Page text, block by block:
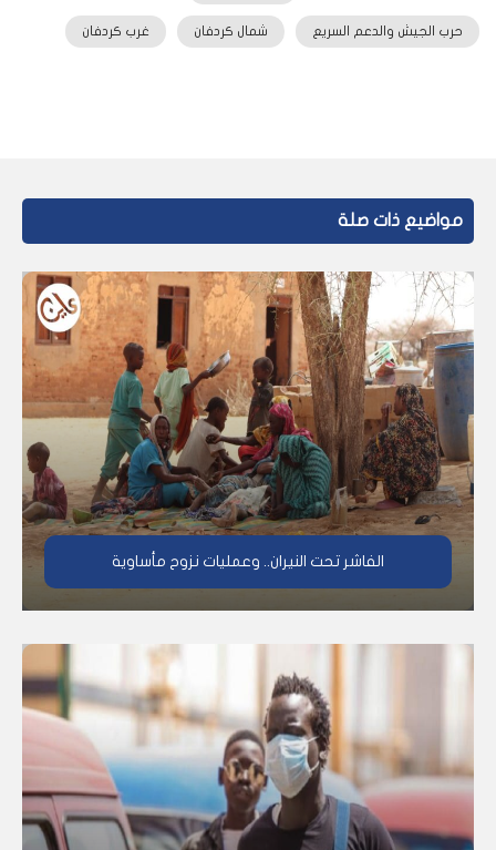
حرب الجيش والدعم السريع شمال كردفان غرب كردفان
مواضيع ذات صلة
الفاشر تحت النيران.. وعمليات نزوح مأساوية